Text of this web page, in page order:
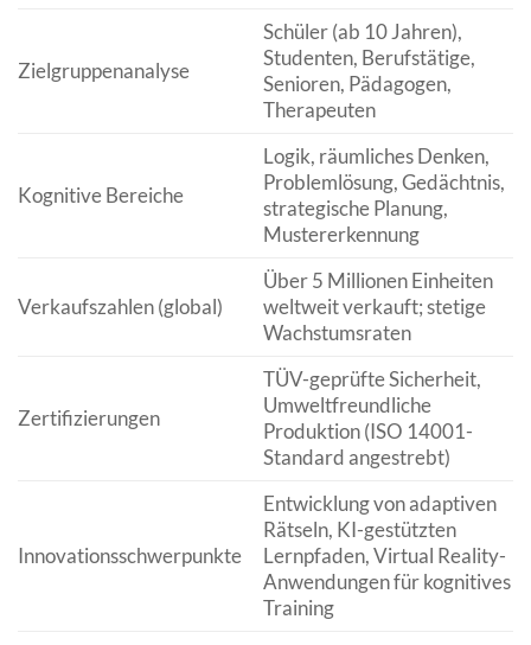
Zielgruppenanalyse
Schüler (ab 10 Jahren),
Studenten, Berufstätige,
Senioren, Pädagogen,
Therapeuten
Kognitive Bereiche
Logik, räumliches Denken,
Problemlösung, Gedächtnis,
strategische Planung,
Mustererkennung
Verkaufszahlen (global)
Über 5 Millionen Einheiten
weltweit verkauft; stetige
Wachstumsraten
Zertifizierungen
TÜV-geprüfte Sicherheit,
Umweltfreundliche
Produktion (ISO 14001-
Standard angestrebt)
Innovationsschwerpunkte
Entwicklung von adaptiven
Rätseln, KI-gestützten
Lernpfaden, Virtual Reality-
Anwendungen für kognitives
Training